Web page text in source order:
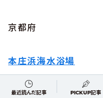
京都府
本庄浜海水浴場
【遊泳期間】2024月7月13日
最近読んだ記事 PICKUP記事